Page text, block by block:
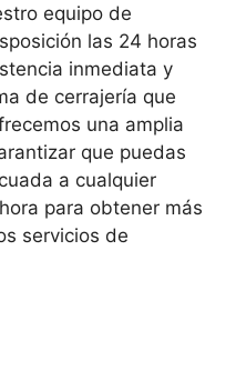
equipo de
las 24 horas
inmediata y
de cerrajería que
una amplia
que puedas
a cualquier
para obtener más
servicios de